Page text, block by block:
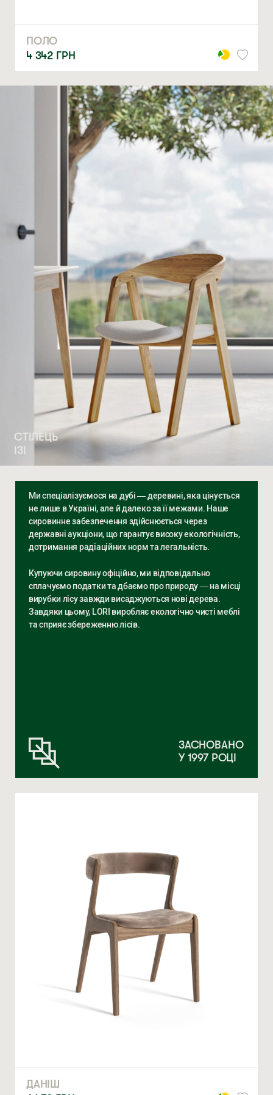
ПОЛО
4 342 ГРН
СТІЛЕЦЬ
ІЗІ
Ми спеціалізуємося на дубі — деревині, яка цінується
не лише в Україні, але й далеко за її межами. Наше
сировинне забезпечення здійснюється через
державні аукціони, що гарантує високу екологічність,
дотримання радіаційних норм та легальність.
Купуючи сировину офіційно, ми відповідально
сплачуємо податки та дбаємо про природу — на місці
вирубки лісу завжди висаджуються нові дерева.
Завдяки цьому, LORI виробляє екологічно чисті меблі
та сприяє збереженню лісів.
ЗАСНОВАНО
У 1997 РОЦІ
ДАНІШ
Ми відкриті для співпраці з компаніями, які займаються
облаштуванням житлової та комерційної нерухомості
НОМЕР ТЕЛЕФОНУ *